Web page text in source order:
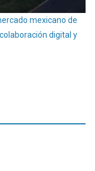
mexicano de
digital y